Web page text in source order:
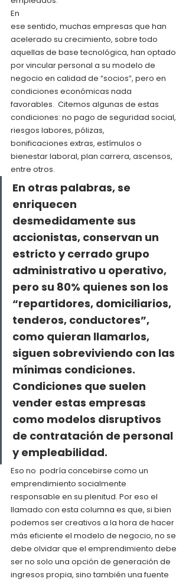
En
ese sentido, muchas empresas que han
acelerado su crecimiento, sobre todo
aquellas de base tecnológica, han optado
por vincular personal a su modelo de
negocio en calidad de “socios”, pero en
condiciones económicas nada
favorables.  Citemos algunas de estas
condiciones: no pago de seguridad social,
riesgos labores, pólizas,
bonificaciones extras, estímulos o
bienestar laboral, plan carrera, ascensos,
entre otros.
En otras palabras, se
enriquecen
desmedidamente sus
accionistas, conservan un
estricto y cerrado grupo
administrativo u operativo,
pero su 80% quienes son los
“repartidores, domiciliarios,
tenderos, conductores”,
como quieran llamarlos,
siguen sobreviviendo con las
mínimas condiciones.
Condiciones que suelen
vender estas empresas
como modelos disruptivos
de contratación de personal
y empleabilidad.
Eso no  podría concebirse como un
emprendimiento socialmente
responsable en su plenitud. Por eso el
llamado con esta columna es que, si bien
podemos ser creativos a la hora de hacer
más eficiente el modelo de negocio, no se
debe olvidar que el emprendimiento debe
ser no solo una opción de generación de
ingresos propia, sino también una fuente